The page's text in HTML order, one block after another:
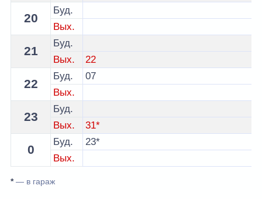
20
Буд.
Вых.
21
Буд.
Вых.
22
22
Буд.
07
Вых.
23
Буд.
Вых.
31*
0
Буд.
23*
Вых.
*— в гараж